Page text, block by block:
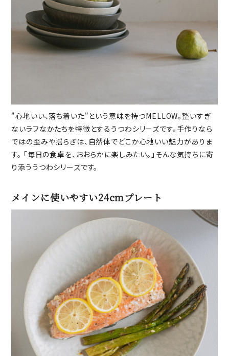
"心地いい、落ち着いた"という意味を持つMELLOW。整いすぎ
ないラフなかたちを特徴とするうつわシリーズです。手作りなら
ではの歪みや揺らぎは、自然体でどこか心地いい魅力がありま
す。 「毎日の食卓を、おおらかに楽しみたい。」そんな気持ちに寄
り添ううつわシリーズです。
メインに使いやすい24cmプレート